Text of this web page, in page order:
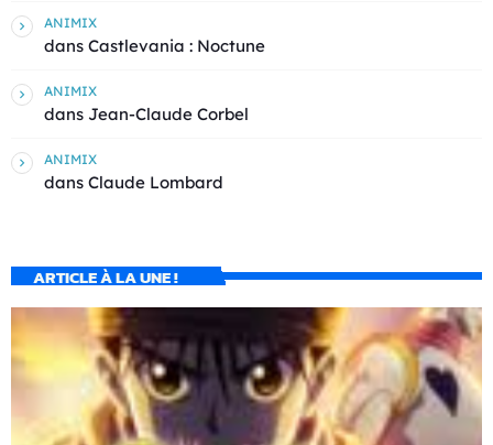
ANIMIX
dans Castlevania : Noctune
ANIMIX
dans Jean-Claude Corbel
ANIMIX
dans Claude Lombard
ARTICLE À LA UNE !